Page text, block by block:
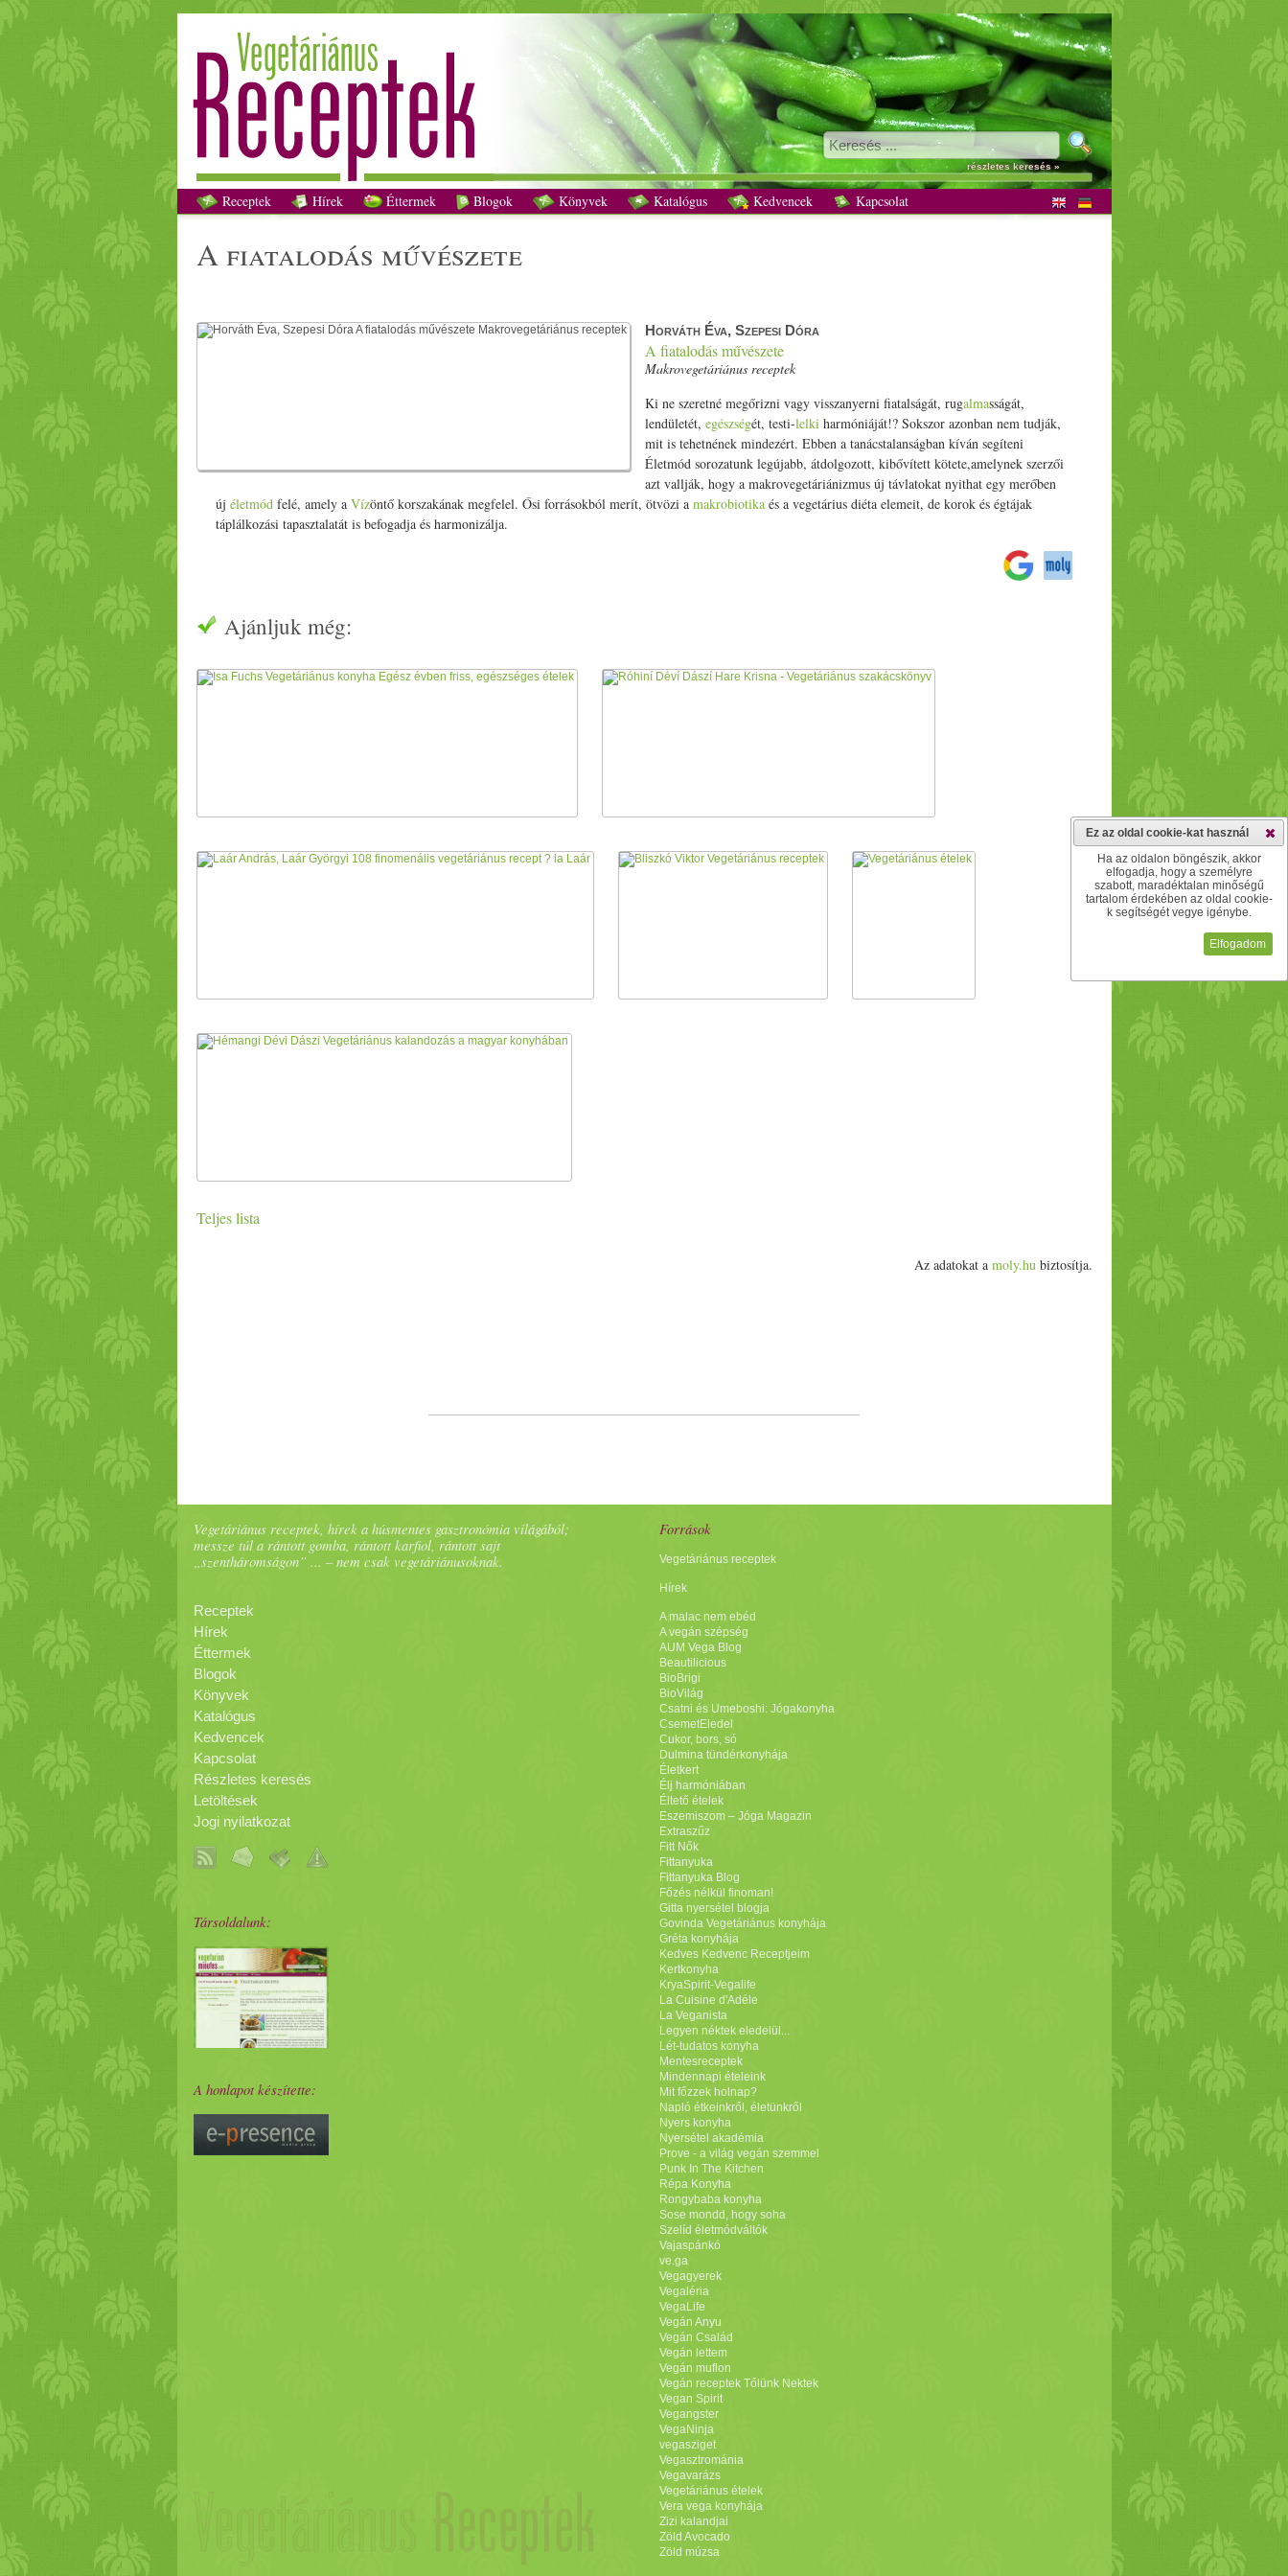
Horváth Éva, Szepesi Dóra A fiatalodás művészete Makrovegetáriánus receptek - Vegetáriánus receptek
részletes keresés »
Receptek Hírek Éttermek Blogok Könyvek Katalógus Kedvencek Kapcsolat
a fiatalodás művészete
Horváth Éva, Szepesi Dóra
A fiatalodás művészete
Makrovegetáriánus receptek
Ki ne szeretné megőrizni vagy visszanyerni fiatalságát, rugalmasságát,
lendületét, egészségét, testi-lelkiharmóniáját!? Sokszor azonban nem tudják,
mit is tehetnének mindezért. Ebben a tanácstalanságban kíván segíteni
Életmód sorozatunk legújabb, átdolgozott, kibővített kötete,amelynek szerzői
azt vallják, hogy a makrovegetáriánizmus új távlatokat nyithat egy merőben
új életmódfelé, amely a Vízöntő korszakának megfelel. Ősi forrásokból merít, ötvözi a makrobiotikaés a vegetárius diéta elemeit, de korok és égtájak
táplálkozási tapasztalatát is befogadja és harmonizálja.
Ajánljuk még:
Teljes lista
Az adatokat a moly.hubiztosítja.
Vegetáriánus receptek, hírek a húsmentes gasztronómia világából;
messze túl a rántott gomba, rántott karfiol, rántott sajt
„szentháromságon” ... – nem csak vegetáriánusoknak.
Receptek
Hírek
Éttermek
Blogok
Könyvek
Katalógus
Kedvencek
Kapcsolat
Részletes keresés
Letöltések
Jogi nyilatkozat
Társoldalunk:
A honlapot készítette:
Források
Vegetáriánus receptek
Hírek
A malac nem ebéd
A vegán szépség
AUM Vega Blog
Beautilicious
BioBrigi
BioVilág
Csatni és Umeboshi: Jógakonyha
CsemetEledel
Cukor, bors, só
Dulmina tündérkonyhája
Életkert
Élj harmóniában
Éltető ételek
Eszemiszom – Jóga Magazin
Extraszűz
Fitt Nők
Fittanyuka
Fittanyuka Blog
Főzés nélkül finoman!
Gitta nyersétel blogja
Govinda Vegetáriánus konyhája
Gréta konyhája
Kedves Kedvenc Receptjeim
Kertkonyha
KryaSpirit-Vegalife
La Cuisine d'Adéle
La Veganista
Legyen néktek eledelül...
Lét-tudatos konyha
Mentesreceptek
Mindennapi ételeink
Mit főzzek holnap?
Napló étkeinkről, életünkről
Nyers konyha
Nyersétel akadémia
Prove - a világ vegán szemmel
Punk In The Kitchen
Répa Konyha
Rongybaba konyha
Sose mondd, hogy soha
Szelíd életmódváltók
Vajaspánkó
ve.ga
Vegagyerek
Vegaléria
VegaLife
Vegán Anyu
Vegán Család
Vegán lettem
Vegán muflon
Vegán receptek Tőlünk Nektek
Vegan Spirit
Vegangster
VegaNinja
vegasziget
Vegasztrománia
Vegavarázs
Vegetáriánus ételek
Vera vega konyhája
Zizi kalandjai
Zöld Avocado
Zöld múzsa
Ez az oldal cookie-kat használ
Ha az oldalon böngészik, akkor
elfogadja, hogy a személyre
szabott, maradéktalan minőségű
tartalom érdekében az oldal cookie-
k segítségét vegye igénybe.
Elfogadom